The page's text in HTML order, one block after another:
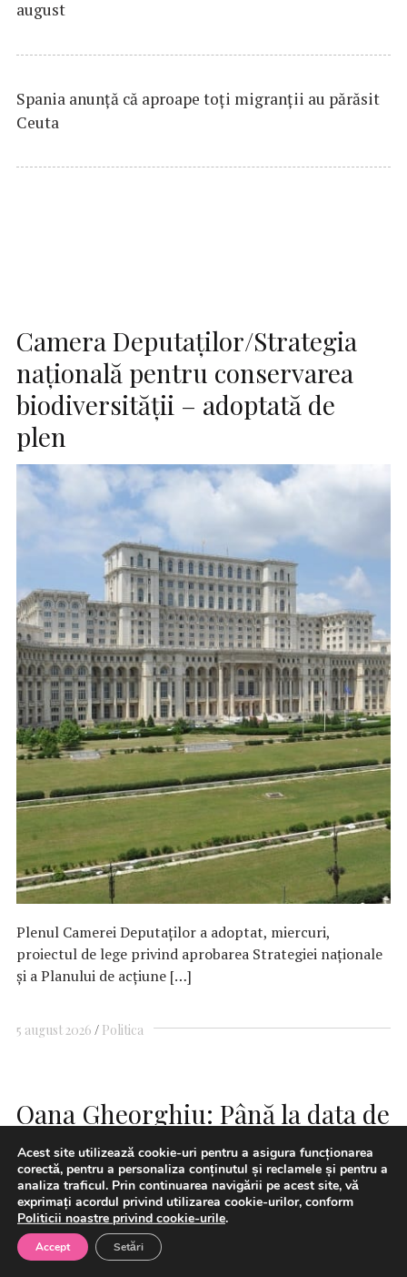
august
Spania anunţă că aproape toţi migranţii au părăsit
Ceuta
Camera Deputaţilor/Strategia
naţională pentru conservarea
biodiversităţii – adoptată de
plen
Plenul Camerei Deputaţilor a adoptat, miercuri,
proiectul de lege privind aprobarea Strategiei naţionale
şi a Planului de acţiune […]
5 august 2026 Politica
Oana Gheorghiu: Până la data de
25 august, toate primăriile
trebuie să fie înrolate în
platforma Ghiseul.ro. Până în
prezent, peste un sfert din
Acest site utilizează cookie-uri pentru a asigura funcționarea
corectă, pentru a personaliza conținutul și reclamele și pentru a
analiza traficul. Prin continuarea navigării pe acest site, vă
exprimați acordul privind utilizarea cookie-urilor, conform
Politicii noastre privind cookie-urile.
Accept Setări